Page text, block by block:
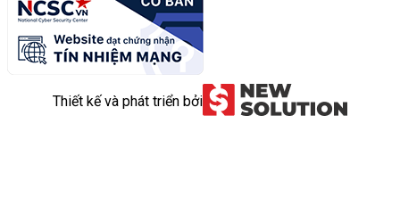
Thiết kế và phát triển bởi